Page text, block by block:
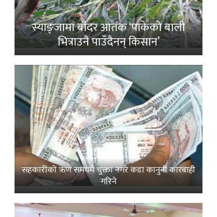
स्याङ्जामा बाँदर आतंक ‘पाकेको बाली
भित्राउनै पाउँदैनन् किसान’
सहकारीको ऋण समयमै चुक्ता नगरे कडा कानुनी कारबाही
गरिने